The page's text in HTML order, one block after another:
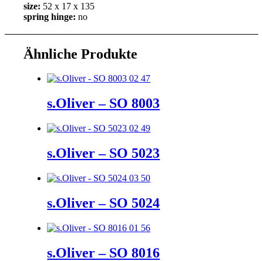
size: 52 x 17 x 135
spring hinge: no
Ähnliche Produkte
s.Oliver – SO 8003
s.Oliver – SO 5023
s.Oliver – SO 5024
s.Oliver – SO 8016